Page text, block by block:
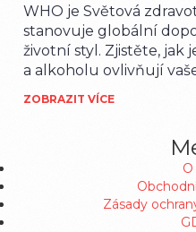
WHO je Světová
stanovuje globální
životní styl. Zjistěte, jak
a alkoholu ovlivňují
ZOBRAZIT VÍCE
Zásady